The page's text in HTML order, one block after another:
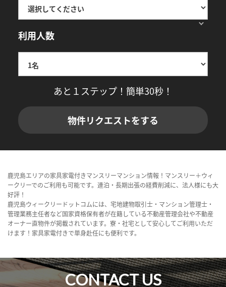
利用人数
あと１ステップ！簡単30秒！
物件リクエストをする
鹿児島エリアの家具家電付きマンスリーマンション情報！マンスリー＋ウィ
ークリーでのご利用も可能です。連泊・長期出張の経費削減に、法人様にも大
好評！
鹿児島ウィークリードットコムには、宅地建物取引士・マンション管理士・
管理業務主任者など国家資格保有者が在籍している不動産管理会社や不動産
オーナー直物件が掲載されています。寮・社宅として安心してご利用いただ
けます！家具家電付きで単身赴任にも便利です。
CONTACT US